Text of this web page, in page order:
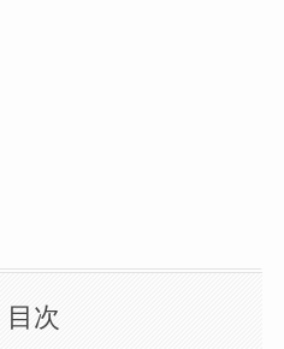
目次